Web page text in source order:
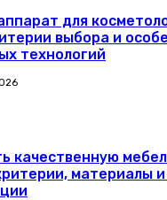
для
выбора и
технологий
качественную
материалы